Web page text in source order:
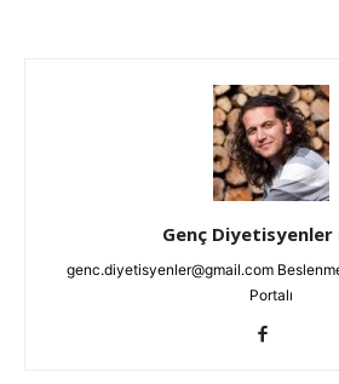
Genç Diyetisyenler
genc.diyetisyenler@gmail.com
Portalı